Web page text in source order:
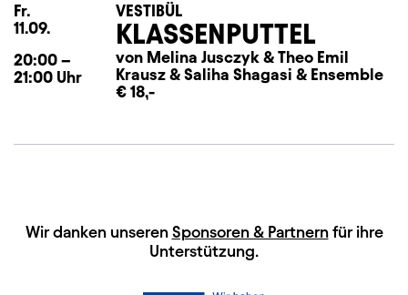
Fr.
11.09.
20:00 –
21:00 Uhr
VESTIBÜL
KLASSENPUTTEL
von Melina Jusczyk & Theo Emil
Krausz & Saliha Shagasi & Ensemble
€ 18,-
HAUPTSPONSOREN
Wir danken unseren Sponsoren & Partnernfür ihre
Unterstützung.